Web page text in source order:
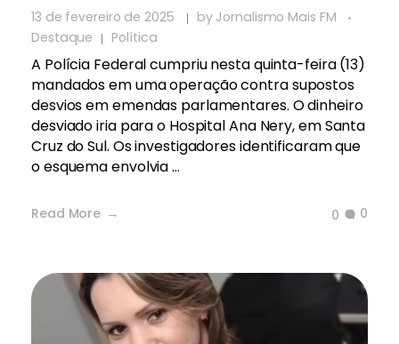
13 de fevereiro de 2025 by Jornalismo Mais FM
Destaque
Política
A Polícia Federal cumpriu nesta quinta-feira (13)
mandados em uma operação contra supostos
desvios em emendas parlamentares. O dinheiro
desviado iria para o Hospital Ana Nery, em Santa
Cruz do Sul. Os investigadores identificaram que
o esquema envolvia ...
Read More 0 0